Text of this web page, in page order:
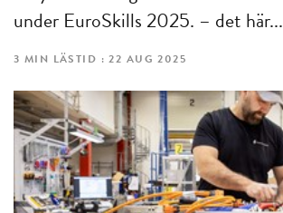
under EuroSkills 2025. – det här...
3 MIN LÄSTID : 22 AUG 2025